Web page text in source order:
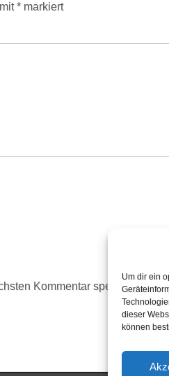
Um dir ein
dieser
können
* markiert
Kommentar speichern.